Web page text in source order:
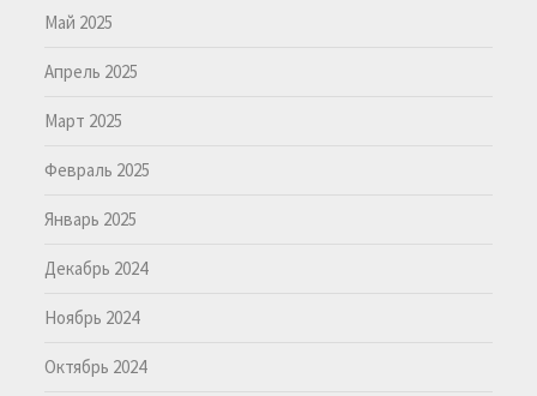
Май 2025
Апрель 2025
Март 2025
Февраль 2025
Январь 2025
Декабрь 2024
Ноябрь 2024
Октябрь 2024